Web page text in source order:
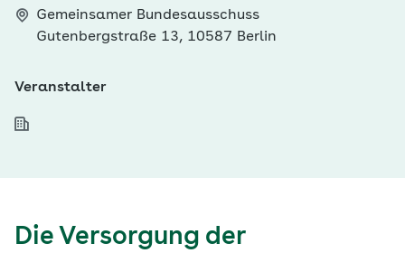
Gemeinsamer Bundesausschuss
Gutenbergstraße 13, 10587 Berlin
Veranstalter
Die Versorgung der